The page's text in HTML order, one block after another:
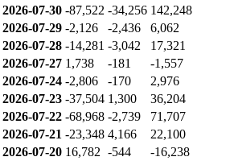
2026-07-30 -87,522 -34,256 142,248
2026-07-29 -2,126 -2,436
6,062
2026-07-28 -14,281 -3,042
17,321
2026-07-27 1,738 -181
-1,557
2026-07-24 -2,806 -170
2,976
2026-07-23 -37,504 1,300
36,204
2026-07-22 -68,968 -2,739
71,707
2026-07-21 -23,348 4,166
22,100
2026-07-20 16,782 -544
-16,238